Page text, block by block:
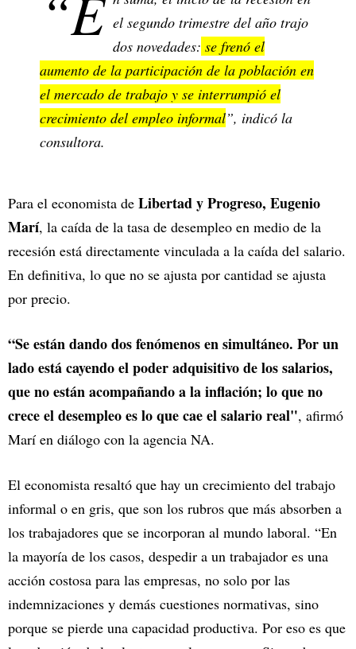
el segundo trimestre del año trajo
dos novedades: se frenó el
aumento de la participación de la población en
el mercado de trabajo y se interrumpió el
crecimiento del empleo informal”, indicó la
consultora.
Para el economista de Libertad y Progreso, Eugenio
Marí, la caída de la tasa de desempleo en medio de la
recesión está directamente vinculada a la caída del salario.
En definitiva, lo que no se ajusta por cantidad se ajusta
por precio.
“Se están dando dos fenómenos en simultáneo. Por un
lado está cayendo el poder adquisitivo de los salarios,
que no están acompañando a la inflación; lo que no
crece el desempleo es lo que cae el salario real", afirmó
Marí en diálogo con la agencia NA.
El economista resaltó que hay un crecimiento del trabajo
informal o en gris, que son los rubros que más absorben a
los trabajadores que se incorporan al mundo laboral. “En
la mayoría de los casos, despedir a un trabajador es una
acción costosa para las empresas, no solo por las
indemnizaciones y demás cuestiones normativas, sino
porque se pierde una capacidad productiva. Por eso es que